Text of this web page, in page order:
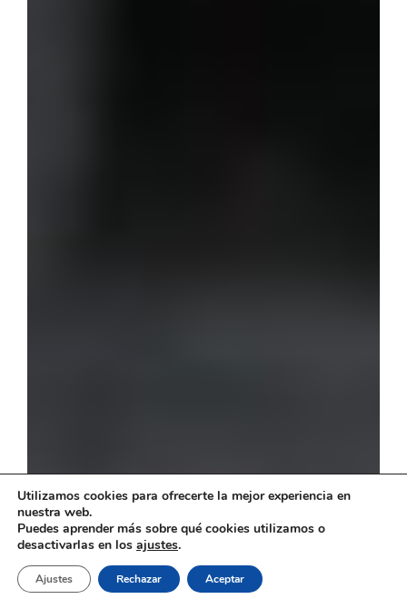
Utilizamos cookies para ofrecerte la mejor experiencia en
nuestra web.
Puedes aprender más sobre qué cookies utilizamos o
desactivarlas en los ajustes.
Aceptar
Rechazar
Ajustes